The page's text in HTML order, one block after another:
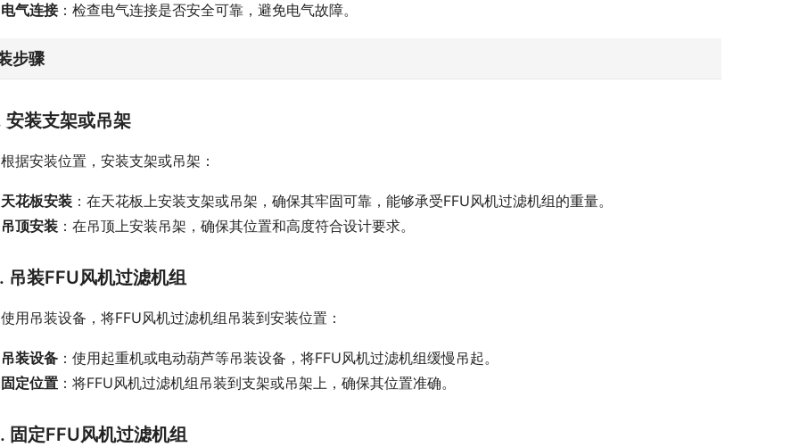
电气连接：检查电气连接是否安全可靠，避免电气故障。
步骤
安装支架或吊架
根据安装位置，安装支架或吊架：
天花板安装 ：在天花板上安装支架或吊架，确保其牢固可靠，能够承受FFU风机过滤机组的重量。
吊顶安装 ：在吊顶上安装吊架，确保其位置和高度符合设计要求。
吊装FFU风机过滤机组
使用吊装设备，将FFU风机过滤机组吊装到安装位置：
吊装设备 ：使用起重机或电动葫芦等吊装设备，将FFU风机过滤机组缓慢吊起。
固定位置 ：将FFU风机过滤机组吊装到支架或吊架上，确保其位置准确。
固定FFU风机过滤机组